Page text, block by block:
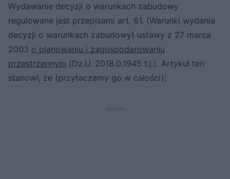
Wydawanie decyzji o warunkach zabudowy
regulowane jest przepisami art. 61. (Warunki wydania
decyzji o warunkach zabudowy) ustawy z 27 marca
2003 o planowaniu i zagospodarowaniu
przestrzennym (Dz.U. 2018.0.1945 t.j.). Artykuł ten
stanowi, że (przytaczamy go w całości):